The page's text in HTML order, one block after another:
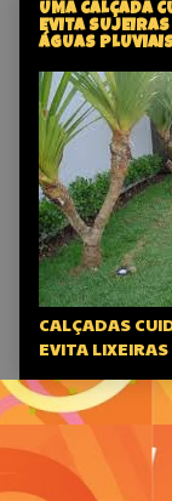
UMA CALÇADA
EVITA
ÁGUAS
CALÇADAS
EVITA